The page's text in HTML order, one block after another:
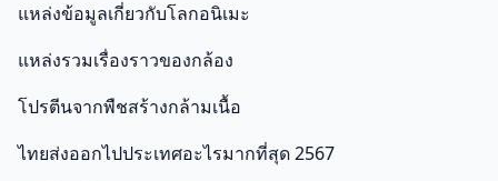
แหล่งข้อมูลเกี่ยวกับโลกอนิเมะ
แหล่งรวมเรื่องราวของกล้อง
โปรตีนจากพืชสร้างกล้ามเนื้อ
ไทยส่งออกไปประเทศอะไรมากที่สุด 2567